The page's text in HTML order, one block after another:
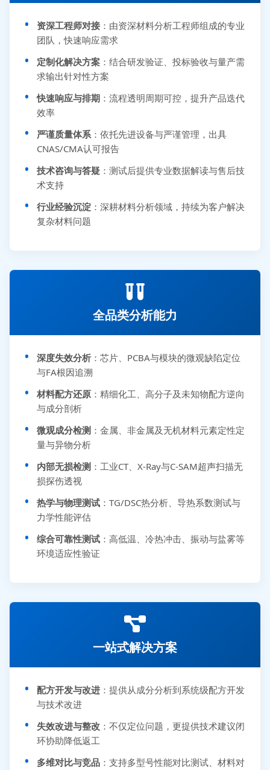
资深工程师对接 ：由资深材料分析工程师组成的专业
团队，快速响应需求
定制化解决方案 ：结合研发验证、投标验收与量产需
求输出针对性方案
快速响应与排期 ：流程透明周期可控，提升产品迭代
效率
严谨质量体系：依托先进设备与严谨管理，出具
CNAS/CMA认可报告
技术咨询与答疑 ：测试后提供专业数据解读与售后技
术支持
行业经验沉淀 ：深耕材料分析领域，持续为客户解决
复杂材料问题
全品类分析能力
深度失效分析 ：芯片、PCBA与模块的微观缺陷定位
与FA根因追溯
材料配方还原 ：精细化工、高分子及未知物配方逆向
与成分剖析
微观成分检测 ：金属、非金属及无机材料元素定性定
量与异物分析
内部无损检测 ：工业CT、X-Ray与C-SAM超声扫描无
损探伤透视
热学与物理测试 ：TG/DSC热分析、导热系数测试与
力学性能评估
综合可靠性测试 ：高低温、冷热冲击、振动与盐雾等
环境适应性验证
一站式解决方案
配方开发与改进 ：提供从成分分析到系统级配方开发
与技术改进
失效改进与整改 ：不仅定位问题，更提供技术建议闭
环协助降低返工
多维对比与竞品 ：支持多型号性能对比测试、材料对